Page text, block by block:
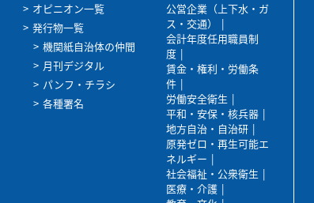
オピニオン一覧
発行物一覧
機関紙自治体の仲間
月刊デジタル
パンフ・チラシ
各種署名
公営企業（上下水・ガ
ス・交通）
会計年度任用職員制
度
賃金・権利・労働条
件
労働安全衛生
平和・安保・核兵器
地方自治・自治研
原発ゼロ・再生可能エ
ネルギー
社会福祉・公衆衛生
医療・介護